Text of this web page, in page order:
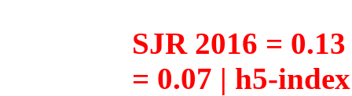
SJR 2016 =
= 0.07 | h5-